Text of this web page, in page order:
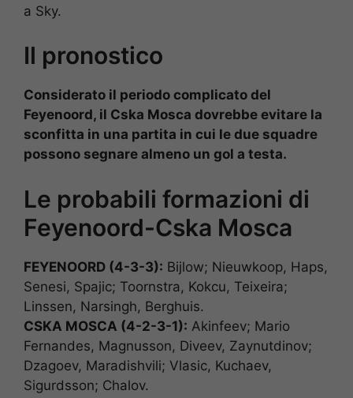
a Sky.
Il pronostico
Considerato il periodo complicato del
Feyenoord, il Cska Mosca dovrebbe evitare la
sconfitta in una partita in cui le due squadre
possono segnare almeno un gol a testa.
Le probabili formazioni di
Feyenoord-Cska Mosca
FEYENOORD (4-3-3): Bijlow; Nieuwkoop, Haps,
Senesi, Spajic; Toornstra, Kokcu, Teixeira;
Linssen, Narsingh, Berghuis.
CSKA MOSCA (4-2-3-1): Akinfeev; Mario
Fernandes, Magnusson, Diveev, Zaynutdinov;
Dzagoev, Maradishvili; Vlasic, Kuchaev,
Sigurdsson; Chalov.